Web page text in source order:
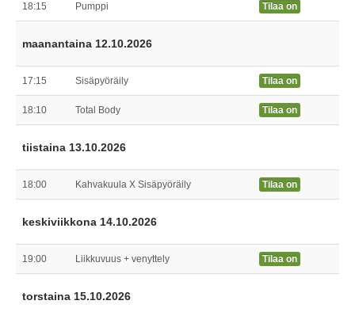
18:15 Pumppi Tilaa on
maanantaina 12.10.2026
17:15 Sisäpyöräily Tilaa on
18:10 Total Body Tilaa on
tiistaina 13.10.2026
18:00 Kahvakuula X Sisäpyöräily Tilaa on
keskiviikkona 14.10.2026
19:00 Liikkuvuus + venyttely Tilaa on
torstaina 15.10.2026